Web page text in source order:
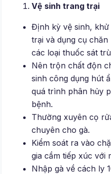
Vệ sinh trang trại
Định kỳ vệ sinh,
trại và dụng cụ
các loại thuốc sát
Nên trộn chất độn
sinh công dụng hút
quá trình phân hủy
bệnh.
Thường xuyên cọ
chuyên cho gà.
Kiểm soát ra vào
gia cầm tiếp xúc với
Nhập gà về cách ly